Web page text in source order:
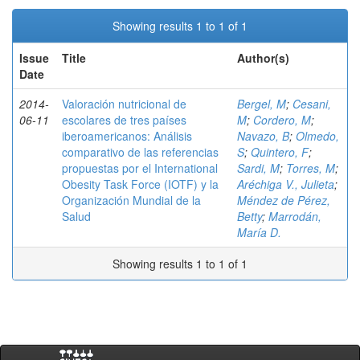
Showing results 1 to 1 of 1
Issue
Date
Title Author(s)
2014-
06-11
Valoración nutricional de
escolares de tres países
iberoamericanos: Análisis
comparativo de las referencias
propuestas por el International
Obesity Task Force (IOTF) y la
Organización Mundial de la
Salud
Bergel, M; Cesani,
M; Cordero, M;
Navazo, B; Olmedo,
S; Quintero, F;
Sardi, M; Torres, M;
Aréchiga V., Julieta;
Méndez de Pérez,
Betty; Marrodán,
María D.
Showing results 1 to 1 of 1